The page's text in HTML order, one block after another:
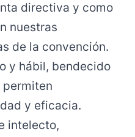
directiva y como
nuestras
de la convención.
y hábil, bendecido
permiten
y eficacia.
intelecto,